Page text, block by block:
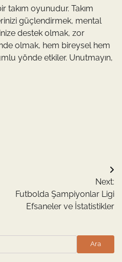
takım oyunudur. Takım
güçlendirmek, mental
destek olmak, zor
olmak, hem bireysel hem
yönde etkiler. Unutmayın,
Next:
Futbolda Şampiyonlar Ligi
Efsaneler ve İstatistikler
Ara